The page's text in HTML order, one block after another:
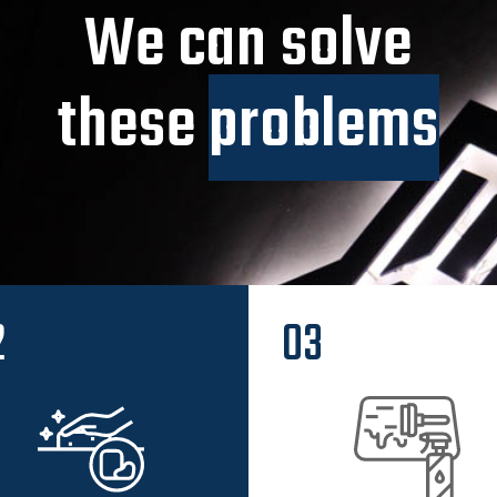
We can solve
theseproblems
03